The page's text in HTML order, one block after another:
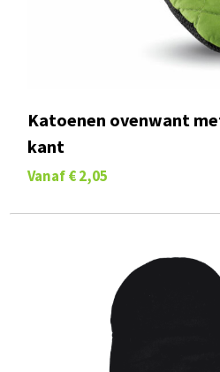
Katoenen ovenwant
kant
Vanaf € 2,05